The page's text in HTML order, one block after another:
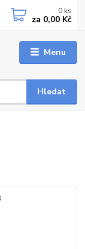
Menu
Hledat
0 ks
za 0,00 Kč